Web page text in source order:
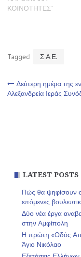
ΚΟΙΝΟΤΗΤΕΣ"
Tagged Σ.Α.Ε.
Δεύτερη ημέρα της εν
Αλεξανδρεία Ιεράς
LATEST POSTS
Πώς θα ψηφίσουν
επόμενες
Δύο νέα έργα
στην Αμφίπολη
Η πρώτη «Οδός
Άγιο Νικόλαο